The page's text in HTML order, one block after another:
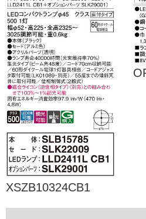
XSZB10324CB1